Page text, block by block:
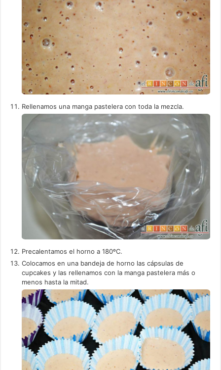
Rellenamos una manga pastelera con toda la mezcla.
Precalentamos el horno a 180ºC.
Colocamos en una bandeja de horno las cápsulas de
cupcakes y las rellenamos con la manga pastelera más o
menos hasta la mitad.